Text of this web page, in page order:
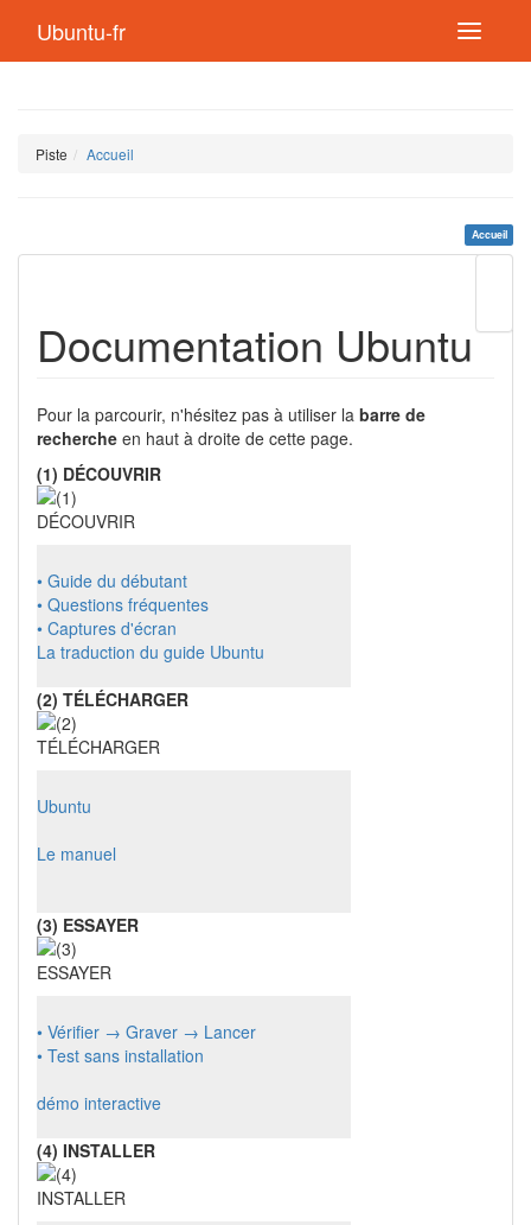
Ubuntu-fr
Piste Accueil
Accueil
page
Documentation Ubuntu
Pour la parcourir, n'hésitez pas à utiliser la barre de
recherche en haut à droite de cette page.
(1) DÉCOUVRIR
• Guide du débutant
• Questions fréquentes
• Captures d'écran
La traduction du guide Ubuntu
(2) TÉLÉCHARGER
Ubuntu
Le manuel
(3) ESSAYER
• Vérifier → Graver → Lancer
• Test sans installation
démo interactive
(4) INSTALLER